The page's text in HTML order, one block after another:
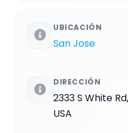
UBICACIÓN
San Jose
DIRECCIÓN
2333 S White
USA